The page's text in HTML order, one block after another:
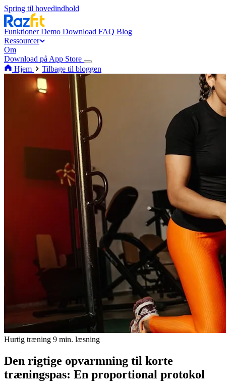
Spring til hovedindhold
FunktionerDemo Download FAQ Blog
Ressourcer
Om
Download på App Store
Hjem
Tilbage til bloggen
Hurtig træning 9 min. læsning
Den rigtige opvarmning til korte
træningspas: En proportional protokol